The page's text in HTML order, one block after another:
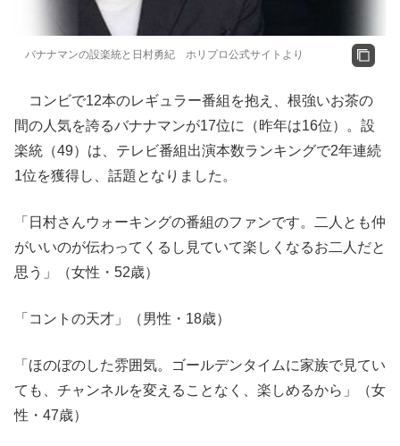
バナナマンの設楽統と日村勇紀 ホリプロ公式サイトより
コンビで12本のレギュラー番組を抱え、根強いお茶の
間の人気を誇るバナナマンが17位に（昨年は16位）。設
楽統（49）は、テレビ番組出演本数ランキングで2年連続
1位を獲得し、話題となりました。
「日村さんウォーキングの番組のファンです。二人とも仲
がいいのが伝わってくるし見ていて楽しくなるお二人だと
思う」（女性・52歳）
「コントの天才」（男性・18歳）
「ほのぼのした雰囲気。ゴールデンタイムに家族で見てい
ても、チャンネルを変えることなく、楽しめるから」（女
性・47歳）